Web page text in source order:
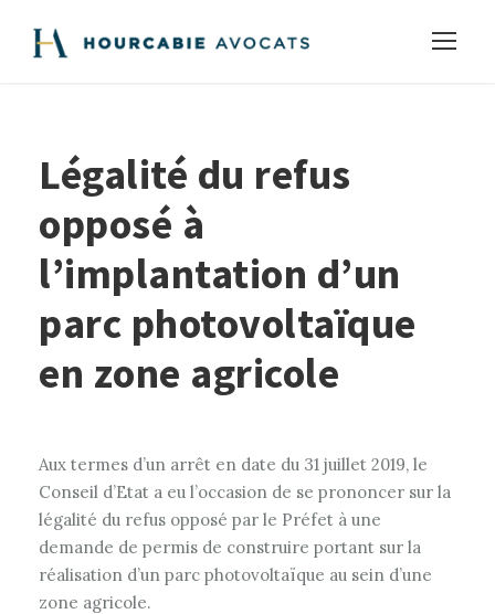
Légalité du refus
opposé à
l’implantation d’un
parc photovoltaïque
en zone agricole
Aux termes d’un arrêt en date du 31 juillet 2019, le
Conseil d’Etat a eu l’occasion de se prononcer sur la
légalité du refus opposé par le Préfet à une
demande de permis de construire portant sur la
réalisation d’un parc photovoltaïque au sein d’une
zone agricole.